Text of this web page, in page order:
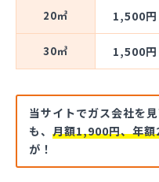
20㎥ 1,500円
30㎥ 1,500円
当サイトでガス会社を
も、 月額1,900円、年
が！